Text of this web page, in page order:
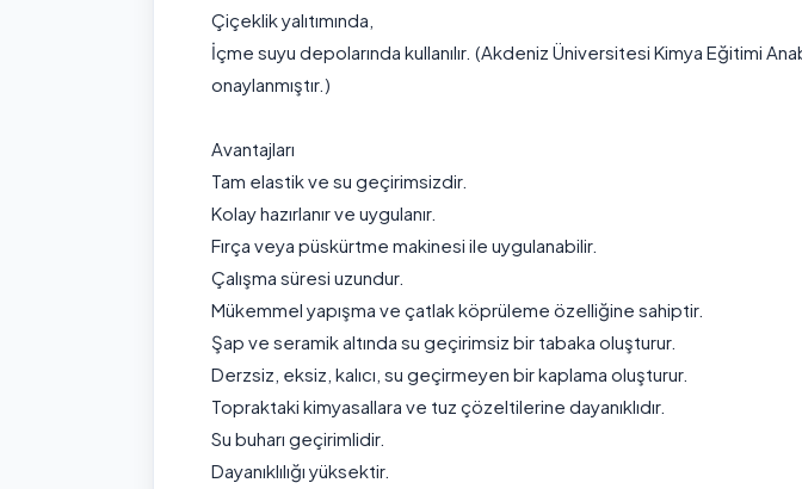
Çiçeklik yalıtımında,
İçme suyu depolarında kullanılır. (Akdeniz Üniversitesi Kimya Eğitimi
onaylanmıştır.)
Avantajları
Tam elastik ve su geçirimsizdir.
Kolay hazırlanır ve uygulanır.
Fırça veya püskürtme makinesi ile uygulanabilir.
Çalışma süresi uzundur.
Mükemmel yapışma ve çatlak köprüleme özelliğine sahiptir.
Şap ve seramik altında su geçirimsiz bir tabaka oluşturur.
Derzsiz, eksiz, kalıcı, su geçirmeyen bir kaplama oluşturur.
Topraktaki kimyasallara ve tuz çözeltilerine dayanıklıdır.
Su buharı geçirimlidir.
Dayanıklılığı yüksektir.